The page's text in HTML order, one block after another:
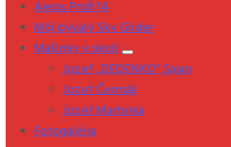
Aeros Profi 14
Môj bývalý Sky Glider
Mašinky v okolí
Jozef „DEDENKO“ Sajan
Jozef Čermák
Jozef Martinka
Fotogaléria